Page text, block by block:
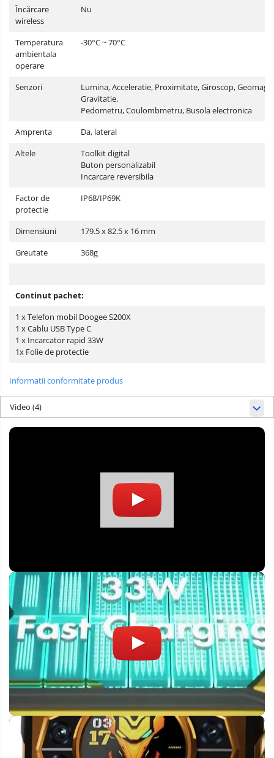
Încărcare
wireless
Nu
Temperatura
ambientala
operare
-30°C ~ 70°C
Senzori
Lumina, Acceleratie, Proximitate, Giroscop,
Gravitatie,
Pedometru, Coulombmetru, Busola electronica
Amprenta
Da, lateral
Altele
Toolkit digital
Buton personalizabil
Incarcare reversibila
Factor de
protectie
IP68/IP69K
Dimensiuni
179.5 x 82.5 x 16 mm
Greutate
368g
Continut pachet:
1 x Telefon mobil Doogee S200X
1 x Cablu USB Type C
1 x Incarcator rapid 33W
1x Folie de protectie
Informatii conformitate produs
Video (4)